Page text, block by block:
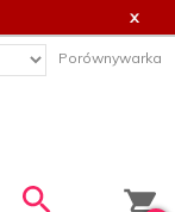
x
Porównywarka